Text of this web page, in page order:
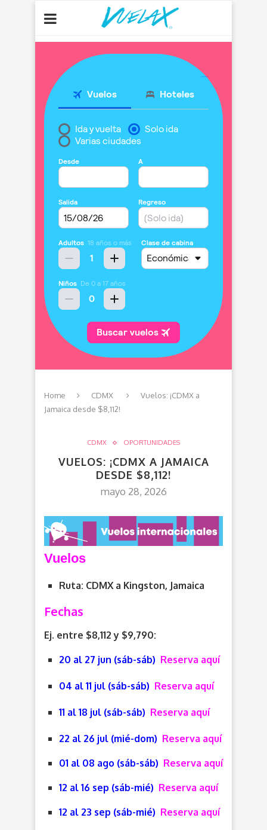
Home CDMX
Vuelos: ¡CDMX a
Jamaica desde $8,112!
CDMX OPORTUNIDADES
VUELOS: ¡CDMX A JAMAICA
DESDE $8,112!
mayo 28, 2026
Vuelos
Ruta: CDMX a Kingston, Jamaica
Fechas
Ej. entre $8,112 y $9,790:
20 al 27 jun (sáb-sáb) Reserva aquí
04 al 11 jul (sáb-sáb) Reserva aquí
11 al 18 jul (sáb-sáb) Reserva aquí
22 al 26 jul (mié-dom) Reserva aquí
01 al 08 ago (sáb-sáb) Reserva aquí
12 al 16 sep (sáb-mié) Reserva aquí
12 al 23 sep (sáb-mié) Reserva aquí